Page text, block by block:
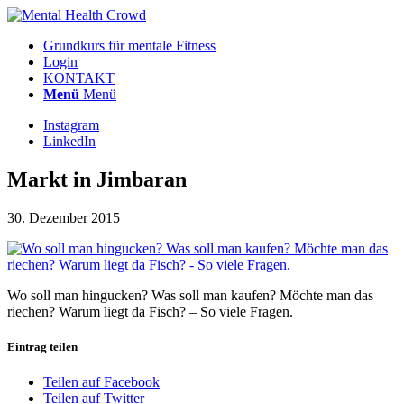
Grundkurs für mentale Fitness
Login
KONTAKT
Menü Menü
Instagram
LinkedIn
Markt in Jimbaran
30. Dezember 2015
Wo soll man hingucken? Was soll man kaufen? Möchte man das
riechen? Warum liegt da Fisch? – So viele Fragen.
Eintrag teilen
Teilen auf Facebook
Teilen auf Twitter